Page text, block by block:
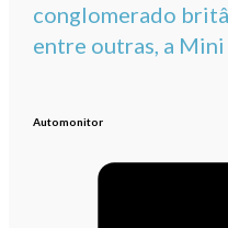
conglomerado
entre outras, a Mini
Automonitor